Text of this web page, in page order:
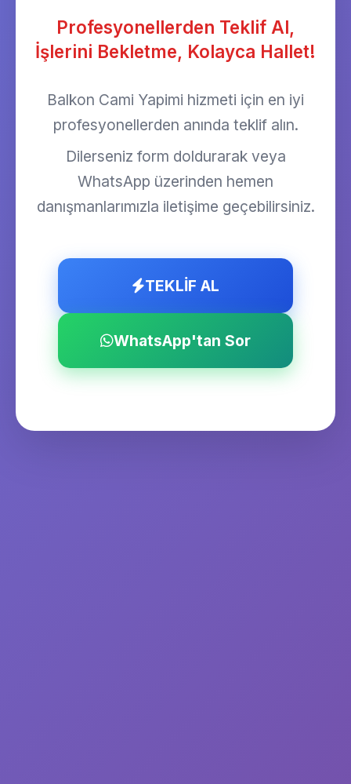
Profesyonellerden Teklif Al,
İşlerini Bekletme, Kolayca Hallet!
Balkon Cami Yapimi hizmeti için en iyi
profesyonellerden anında teklif alın.
Dilerseniz form doldurarak veya
WhatsApp üzerinden hemen
danışmanlarımızla iletişime geçebilirsiniz.
TEKLİF AL
WhatsApp'tan Sor